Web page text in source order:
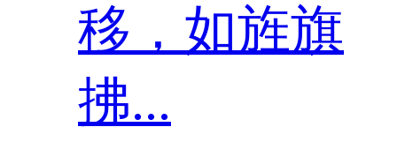
移，如旌旗
拂...